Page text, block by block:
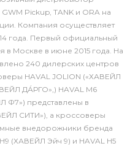
Pickup, TANK и ORA на
Компания осуществляет
года. Первый официальный
в Москве в июне 2015 года. На
240 дилерских центров
HAVAL JOLION («ХАВЕЙЛ
ДА́РГО»,) HAVAL М6
Ф7») представлены в
СИТИ»), а кроссоверы
внедорожники бренда
(ХАВЕЙЛ Эйч 9) и HAVAL H5